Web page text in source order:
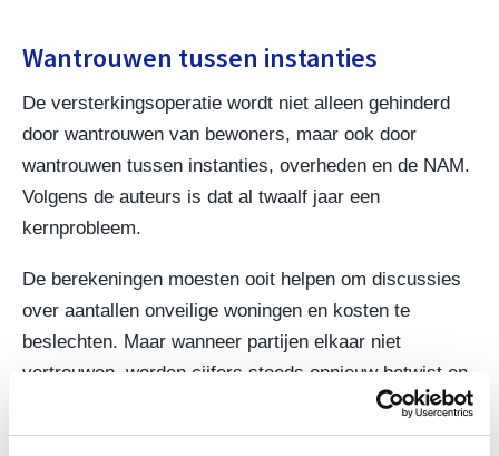
Wantrouwen tussen instanties
De versterkingsoperatie wordt niet alleen gehinderd
door wantrouwen van bewoners, maar ook door
wantrouwen tussen instanties, overheden en de NAM.
Volgens de auteurs is dat al twaalf jaar een
kernprobleem.
De berekeningen moesten ooit helpen om discussies
over aantallen onveilige woningen en kosten te
beslechten. Maar wanneer partijen elkaar niet
vertrouwen, worden cijfers steeds opnieuw betwist en
verandert een technisch rapport in een bestuurlijk
strijdpunt.